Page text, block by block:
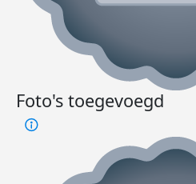
Foto's toegevoegd